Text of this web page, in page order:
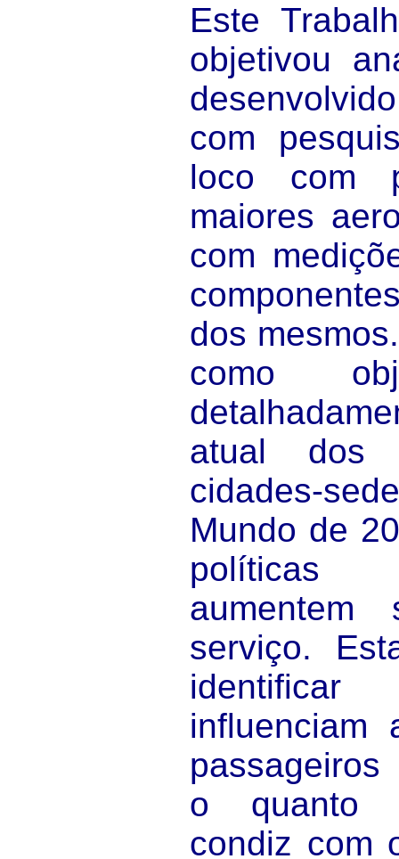
Este
objetivou
com
loco com
maiores
com
dos
como
atual dos
cidades-
Mundo de
políticas
serviço.
influenciam
o quanto
condiz com